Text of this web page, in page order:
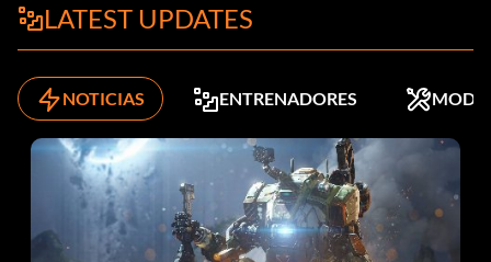
LATEST UPDATES
NOTICIAS ENTRENADORES MODS